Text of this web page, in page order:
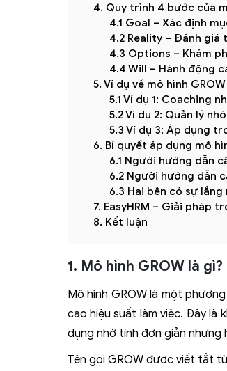
4. Quy trình 4 bước của
4.1 Goal – Xác định
4.2 Reality – Đánh giá
4.3 Options – Khám
4.4 Will – Hành động
5. Ví dụ về mô hình
5.1 Ví dụ 1: Coaching
5.2 Ví dụ 2: Quản lý
5.3 Ví dụ 3: Áp dụng
6. Bí quyết áp dụng mô
6.1 Người hướng dẫn
6.2 Người hướng dẫn
6.3 Hai bên có sự
7. EasyHRM – Giải pháp
8. Kết luận
1. Mô hình GROW là gì?
Mô hình GROW là một
cao hiệu suất làm việc. Đây là
dụng nhờ tính đơn giản nhưng
Tên gọi GROW được viết tắt